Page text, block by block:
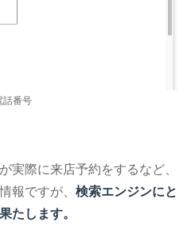
話番号
実際に来店予約をするなど、
報ですが、 検索エンジンにと
たします。